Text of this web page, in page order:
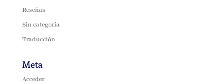
Reseñas
Sin categoría
Traducción
Meta
Acceder